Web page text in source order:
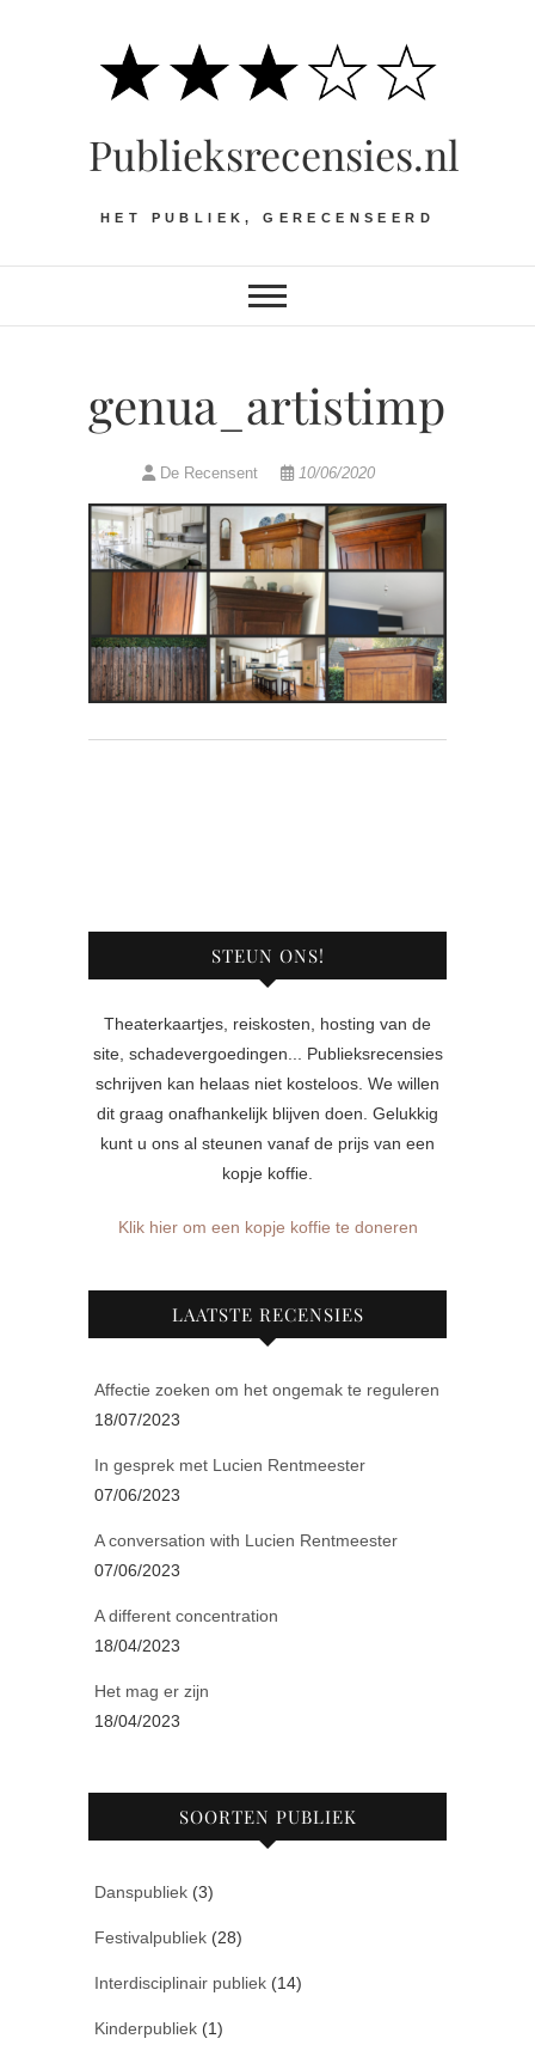
Publieksrecensies.nl
HET PUBLIEK, GERECENSEERD
De Recensent 10/06/2020
STEUN ONS!
Theaterkaartjes, reiskosten, hosting van de
site, schadevergoedingen... Publieksrecensies
schrijven kan helaas niet kosteloos. We willen
dit graag onafhankelijk blijven doen. Gelukkig
kunt u ons al steunen vanaf de prijs van een
kopje koffie.
Klik hier om een kopje koffie te doneren
LAATSTE RECENSIES
Affectie zoeken om het ongemak te reguleren
18/07/2023
In gesprek met Lucien Rentmeester
07/06/2023
A conversation with Lucien Rentmeester
07/06/2023
A different concentration
18/04/2023
Het mag er zijn
18/04/2023
SOORTEN PUBLIEK
Danspubliek (3)
Festivalpubliek (28)
Interdisciplinair publiek (14)
Kinderpubliek (1)